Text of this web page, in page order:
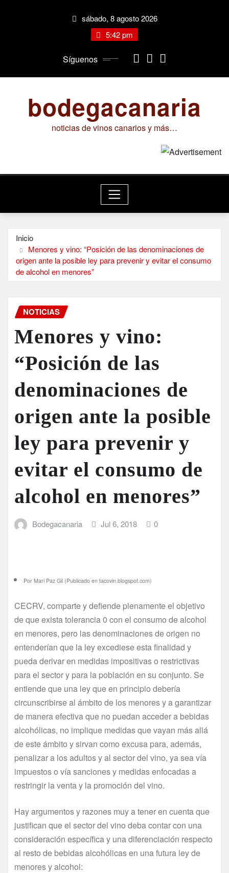
sábado, 8 agosto 2026
5:42 pm
Síguenos
bodegacanaria
noticias de vinos canarios y más…
Inicio
Menores y vino: “Posición de las denominaciones de
origen ante la posible ley para prevenir y evitar el consumo
de alcohol en menores”
NOTICIAS
Menores y vino:
“Posición de las
denominaciones de
origen ante la posible
ley para prevenir y
evitar el consumo de
alcohol en menores”
Bodegacanaria Jul 6, 2018 0
Por Mari Paz Gil (Publicado en tacovin.blogspot.com)
CECRV, comparte y defiende plenamente el objetivo
de que exista tolerancia 0 con el consumo de alcohol
en menores, pero las denominaciones de origen no
entenderían que la ley excediese esta finalidad y
pueda derivar en medidas impositivas o restrictivas
para el sector y para la población en su conjunto. Se
entiende que una ley que en principio debería
circunscribirse al ámbito de los menores y a garantizar
de manera efectiva que no puedan acceder a bebidas
alcohólicas, no implique medidas que vayan más allá
de este ámbito y sirvan como excusa para, además,
penalizar a los adultos y al sector del vino, ya sea vía
impuestos o vía sanciones y medidas enfocadas a
restringir la venta y la promoción del vino.
Hay argumentos y razones muy a tener en cuenta que
justifican que el sector del vino deba contar con una
consideración específica y una diferenciación respecto
al resto de bebidas alcohólicas en una futura ley de
menores y alcohol: